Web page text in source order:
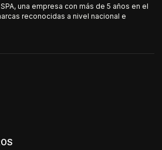
SPA, una empresa con más de 5 años en el
reconocidas a nivel nacional e